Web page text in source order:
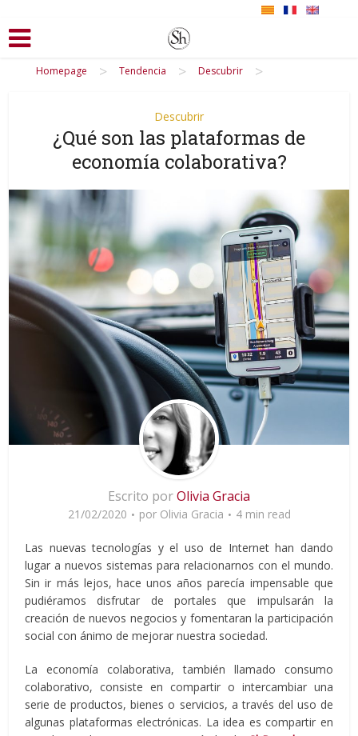
Homepage > Tendencia > Descubrir >
Descubrir
¿Qué son las plataformas de
economía colaborativa?
Escrito porOlivia Gracia
21/02/2020 por Olivia Gracia 4 min read
Las nuevas tecnologías y el uso de Internet han dando
lugar a nuevos sistemas para relacionarnos con el mundo.
Sin ir más lejos, hace unos años parecía impensable que
pudiéramos disfrutar de portales que impulsarán la
creación de nuevos negocios y fomentaran la participación
social con ánimo de mejorar nuestra sociedad.
La economía colaborativa, también llamado consumo
colaborativo, consiste en compartir o intercambiar una
serie de productos, bienes o servicios, a través del uso de
algunas plataformas electrónicas. La idea es compartir en